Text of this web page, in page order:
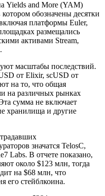
Yields and More (YAM)
обозначены десятки
платформы Euler,
размещались
активами Stream,
масштабы последствий.
от Elixir, scUSD от
на то, что общая
на различных рынках
сумма не включает
хранилища и другие
значатся TelosC,
Labs. В отчете показано,
около $123 млн, тогда
на $68 млн, что
его стейблкоина.